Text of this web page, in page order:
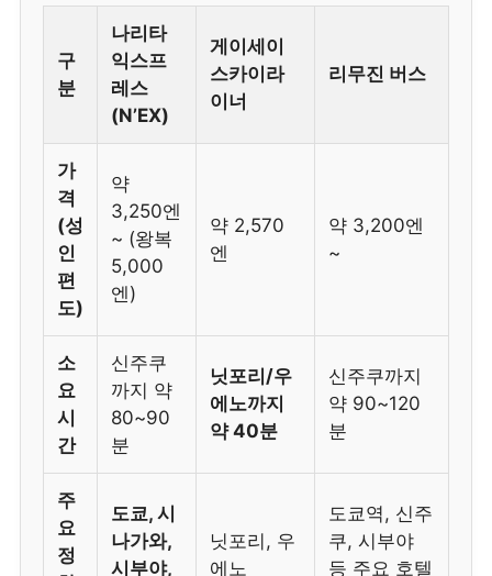
구
분
나리타
익스프
레스
(N’EX)
게이세이
스카이라
이너
리무진 버스
가
격
(성
인
편
도)
약
3,250엔
~ (왕복
5,000
엔)
약 2,570
엔
약 3,200엔
~
소
요
시
간
신주쿠
까지 약
80~90
분
닛포리/우
에노까지
약 40분
신주쿠까지
약 90~120
분
주
요
정
도쿄, 시
나가와,
시부야,
닛포리, 우
에노
도쿄역, 신주
쿠, 시부야
등 주요 호텔